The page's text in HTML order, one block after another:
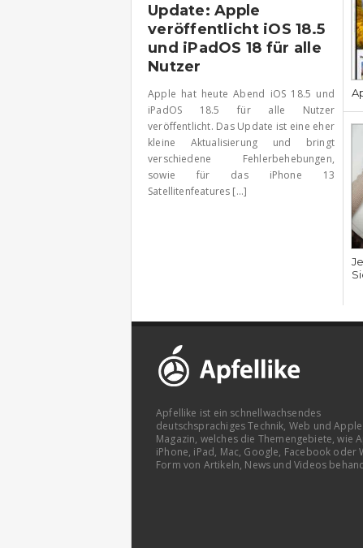
Update: Apple
veröffentlicht iOS 18.5
und iPadOS 18 für alle
Nutzer
Apple hat heute Abend iOS 18.5 und
iPadOS 18.5 für alle Nutzer
veröffentlicht. Das Update ist eine eher
kleine Aktualisierung und bringt
verschiedene Fehlerbehebungen,
sowie für das iPhone 13
Satellitenfeatures [...]
Apfellike ist ein schnellwachsendes
deutschsprachiges Technik, Web und Apple
Magazin, welches die Themengebiete, wie
iPhone, iPad, Mac, Google, Facebook oder
Form von Artikeln, News und Videos